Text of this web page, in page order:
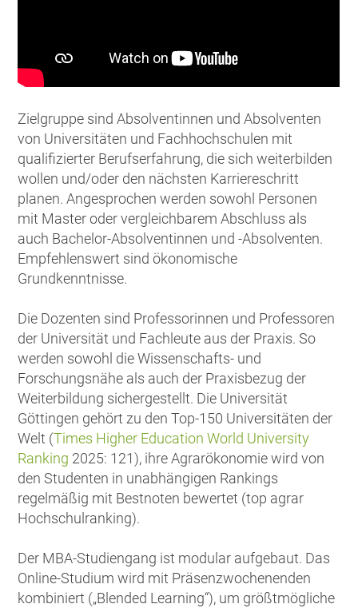
Zielgruppe sind Absolventinnen und Absolventen
von Universitäten und Fachhochschulen mit
qualifizierter Berufserfahrung, die sich weiterbilden
wollen und/oder den nächsten Karriereschritt
planen. Angesprochen werden sowohl Personen
mit Master oder vergleichbarem Abschluss als
auch Bachelor-Absolventinnen und -Absolventen.
Empfehlenswert sind ökonomische
Grundkenntnisse.
Die Dozenten sind Professorinnen und Professoren
der Universität und Fachleute aus der Praxis. So
werden sowohl die Wissenschafts- und
Forschungsnähe als auch der Praxisbezug der
Weiterbildung sichergestellt. Die Universität
Göttingen gehört zu den Top-150 Universitäten der
Welt (Times Higher Education World University
Ranking 2025: 121), ihre Agrar­ökonomie wird von
den Studenten in unabhängigen Rankings
regelmäßig mit Bestnoten bewertet (top agrar
Hochschulranking).
Der MBA-Studiengang ist modular aufgebaut. Das
Online-Studium wird mit Präsenzwochenenden
kombiniert („Blended Learning“), um größtmögliche